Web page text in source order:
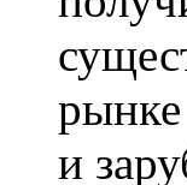
рынке
и